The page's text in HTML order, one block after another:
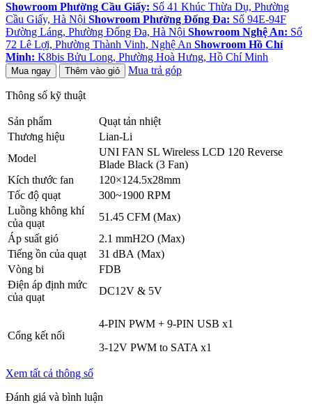
Showroom Phường Cầu Giấy: Số 41 Khúc Thừa Dụ, Phường
Cầu Giấy, Hà Nội Showroom Phường Đống Đa: Số 94E-94F
Đường Láng, Phường Đống Đa, Hà Nội Showroom Nghệ An: Số
72 Lê Lợi, Phường Thành Vinh, Nghệ An Showroom Hồ Chí
Minh: K8bis Bửu Long, Phường Hoà Hưng, Hồ Chí Minh
Mua ngay Thêm vào giỏ Mua trả góp
Thông số kỹ thuật
Sản phẩm
Quạt tản nhiệt
Thương hiệu
Lian-Li
Model
UNI FAN SL Wireless LCD 120 Reverse
Blade Black (3 Fan)
Kích thước fan
120×124.5x28mm
Tốc độ quạt
300~1900 RPM
Luồng không khí
của quạt
51.45 CFM (Max)
Áp suất gió
2.1 mmH2O (Max)
Tiếng ồn của quạt
31 dBA (Max)
Vòng bi
FDB
Điện áp định mức
của quạt
DC12V & 5V
Cổng kết nối
4-PIN PWM + 9-PIN USB x1
3-12V PWM to SATA x1
Xem tất cả thông số
Đánh giá và bình luận